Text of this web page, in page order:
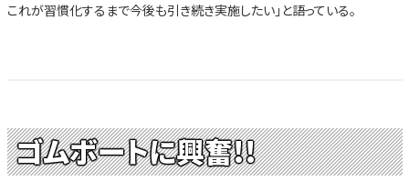
これが習慣化するまで今後も引き続き実施したい」と語っている。
ゴムボートに興奮!!